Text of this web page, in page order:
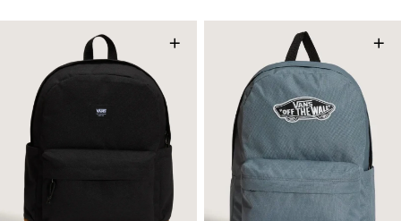
+
+